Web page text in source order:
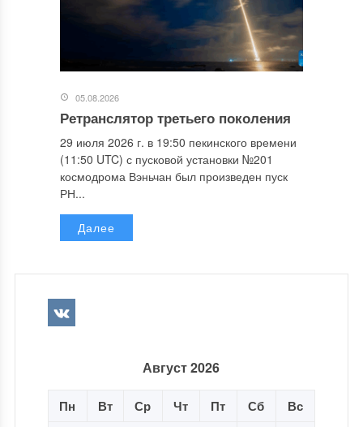
05.08.2026
Ретранслятор третьего поколения
29 июля 2026 г. в 19:50 пекинского времени
(11:50 UTC) с пусковой установки №201
космодрома Вэньчан был произведен пуск
РН...
Далее
Август 2026
Пн Вт Ср Чт Пт Сб Вс